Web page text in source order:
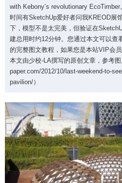
with Kebony’s revolutionary
时间有SketchUp爱好者问我KREOD展
下，模型不是太完美，但验证在
建总用时约12分钟。您通过本文可以查
的完整图文教程，如果您是本站VIP会
本文由少校-LA撰写的原创文章，参考
paper.com/2012/10/last-weekend-to-
pavilion/）
SketchUp创建景观
亭
An easy to build structure
oTimber。Hi，大家好我是
chUp爱好者问我KREOD展
做了一下，模型不是太完美
应该是能做的。模型首次创
通过本文可以查看创建景观
整图文教程，如果您是本站
创视频教程。本文由少校-
扫描二维码继续阅读